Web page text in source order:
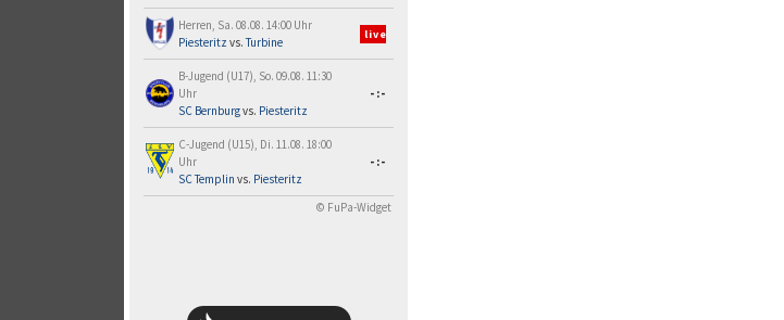
Herren, Sa. 08.08. 14:00 Uhr
Piesteritz vs.Turbine
live
B-Jugend (U17), So. 09.08. 11:30
Uhr
SC Bernburgvs. Piesteritz
-:-
C-Jugend (U15), Di. 11.08. 18:00
Uhr
SC Templin vs. Piesteritz
-:-
© FuPa-Widget